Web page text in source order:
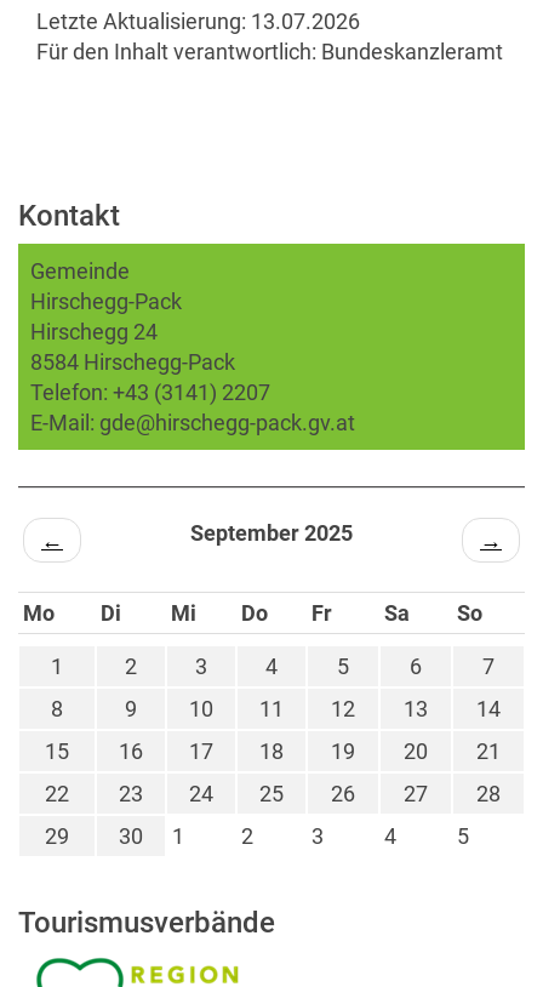
Letzte Aktualisierung: 13.07.2026
Für den Inhalt verantwortlich: Bundeskanzleramt
Kontakt
Gemeinde
Hirschegg-Pack
Hirschegg 24
8584 Hirschegg-Pack
Telefon: +43 (3141) 2207
E-Mail: gde@hirschegg-pack.gv.at
← September 2025 →
Mo Di Mi Do Fr Sa So
1 2 3 4 5 6
7
8
9 10 11 12 13
14
15
16 17 18 19 20
21
22
23 24 25 26 27
28
29
30 1 2 3 4 5
Tourismusverbände